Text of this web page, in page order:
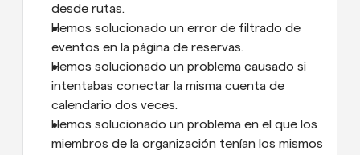
desde rutas.
Hemos solucionado un error de filtrado de
eventos en la página de reservas.
Hemos solucionado un problema causado si
intentabas conectar la misma cuenta de
calendario dos veces.
Hemos solucionado un problema en el que los
miembros de la organización tenían los mismos